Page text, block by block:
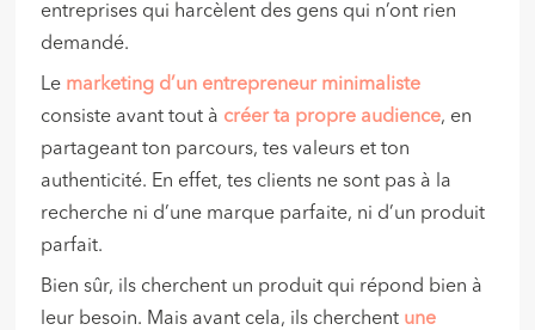
entreprises qui harcèlent des gens qui n’ont rien
demandé.
Le marketing d’un entrepreneur minimaliste
consiste avant tout à créer ta propre audience, en
partageant ton parcours, tes valeurs et ton
authenticité. En effet, tes clients ne sont pas à la
recherche ni d’une marque parfaite, ni d’un produit
parfait.
Bien sûr, ils cherchent un produit qui répond bien à
leur besoin. Mais avant cela, ils cherchent une